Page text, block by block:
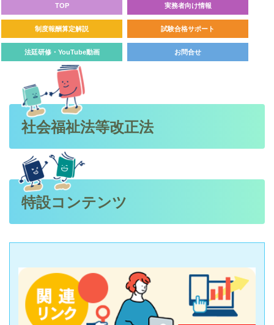
TOP 実務者向け情報
制度報酬算定解説 試験合格サポート
法廷研修・YouTube動画 お問合せ
社会福祉法等改正法
特設コンテンツ